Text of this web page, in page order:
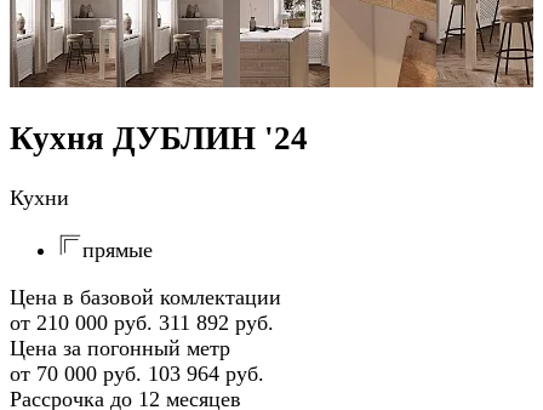
Кухня ДУБЛИН '24
Кухни
прямые
Цена в базовой комлектации
от 210 000 руб. 311 892 руб.
Цена за погонный метр
от 70 000 руб. 103 964 руб.
Рассрочка до 12 месяцев